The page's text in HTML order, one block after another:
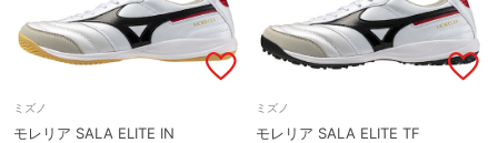
ミズノ
モレリア SALA ELITE IN
ミズノ
モレリア SALA ELITE TF